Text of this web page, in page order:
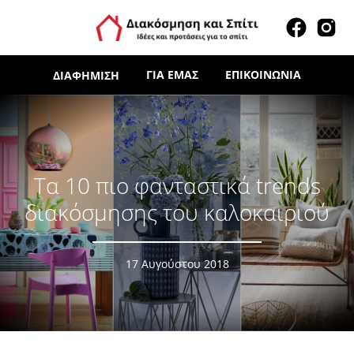
ΔΙΑΦΉΜΙΣΗ ΓΙΑ ΕΜΆΣ ΕΠΙΚΟΙΝΩΝΊΑ
Τα 10 πιο φανταστικά trends
διακόσμησης του καλοκαιριού
17 Αυγούστου 2018